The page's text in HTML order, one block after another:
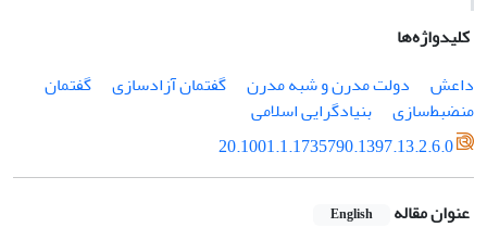
کلیدواژه‌ها
داعش
دولت مدرن و شبه مدرن گفتمان آزادسازی
گفتمان
منضبط‌سازی
بنیادگرایی اسلامی
20.1001.1.1735790.1397.13.2.6.0
عنوان مقاله English